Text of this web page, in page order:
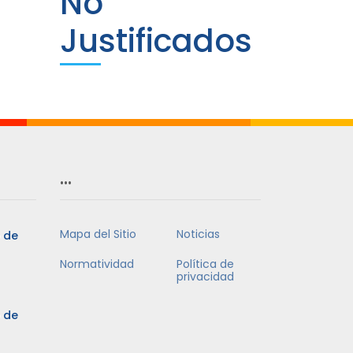
Justificados
de
de
…
Mapa del Sitio
Noticias
Normatividad
Política de
privacidad